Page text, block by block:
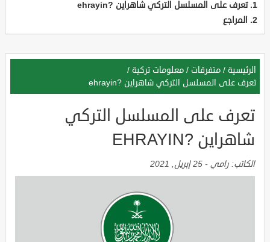
تعرف على المسلسل التركي شاهراين ?ehrayin
المراجع
الرئيسية / متفرقات / معلومات تركية /
تعرف على المسلسل التركي شاهراين ?ehrayin
تعرف على المسلسل التركي
شاهراين ?EHRAYIN
الكاتب: رامي - 25 إبريل, 2021